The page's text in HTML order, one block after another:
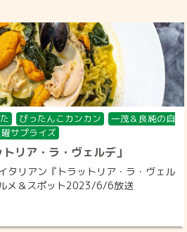
ぴったんこカンカン
一茂＆良純の自
サプライズ
リア・ラ・ヴェルデ」
タリアン『トラットリア・ラ・ヴェル
メ＆スポット2023/6/6放送